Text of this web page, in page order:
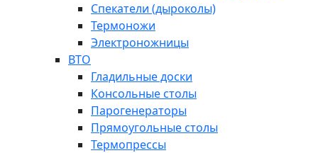
Спекатели (дыроколы)
Термоножи
Электроножницы
ВТО
Гладильные доски
Консольные столы
Парогенераторы
Прямоугольные столы
Термопрессы